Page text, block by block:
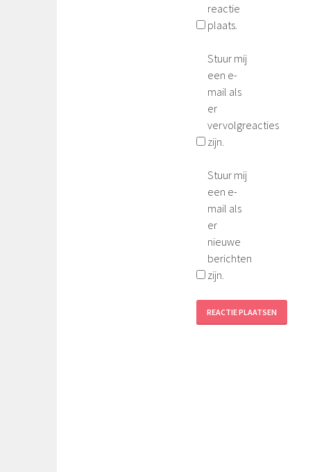
reactie
plaats.
Stuur mij
een e-
mail als
er
vervolgreacties
zijn.
Stuur mij
een e-
mail als
er
nieuwe
berichten
zijn.